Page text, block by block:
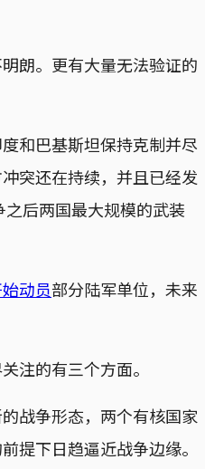
朗。更有大量无法验证的
和巴基斯坦保持克制并尽
突还在持续，并且已经发
后两国最大规模的武装
动员部分陆军单位，未来
注的有三个方面。
战争形态，两个有核国家
下日趋逼近战争边缘。